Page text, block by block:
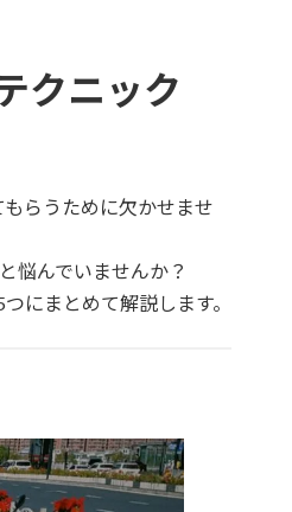
クニック
らうために欠かせませ
悩んでいませんか？
にまとめて解説します。